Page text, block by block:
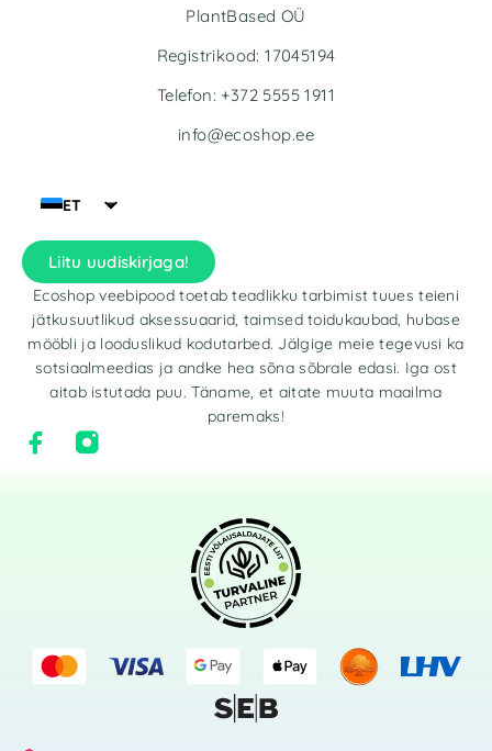
ET
Liitu uudiskirjaga!
Ecoshop veebipood toetab teadlikku tarbimist tuues teieni
jätkusuutlikud aksessuaarid, taimsed toidukaubad, hubase
mööbli ja looduslikud kodutarbed. Jälgige meie tegevusi ka
sotsiaalmeedias ja andke hea sõna sõbrale edasi. Iga ost
aitab istutada puu. Täname, et aitate muuta maailma
paremaks!
PlantBased OÜ
Registrikood: 17045194
Telefon: +372 5555 1911
info@ecoshop.ee